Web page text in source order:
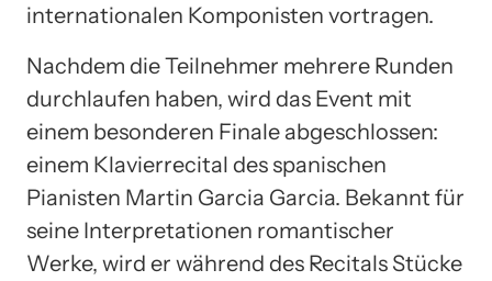
internationalen Komponisten vortragen.
Nachdem die Teilnehmer mehrere Runden
durchlaufen haben, wird das Event mit
einem besonderen Finale abgeschlossen:
einem Klavierrecital des spanischen
Pianisten Martin Garcia Garcia. Bekannt für
seine Interpretationen romantischer
Werke, wird er während des Recitals Stücke